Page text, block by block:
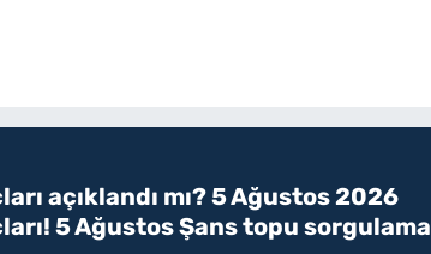
açıklandı mı? 5 Ağustos 2026
5 Ağustos Şans topu sorgulama